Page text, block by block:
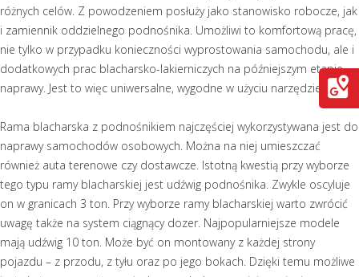
różnych celów. Z powodzeniem posłuży jako stanowisko robocze, jak
i zamiennik oddzielnego podnośnika. Umożliwi to komfortową pracę,
nie tylko w przypadku konieczności wyprostowania samochodu, ale i
dodatkowych prac blacharsko-lakierniczych na późniejszym etapie
naprawy. Jest to więc uniwersalne, wygodne w użyciu narzędzie.
Rama blacharska z podnośnikiem najczęściej wykorzystywana jest do
naprawy samochodów osobowych. Można na niej umieszczać
również auta terenowe czy dostawcze. Istotną kwestią przy wyborze
tego typu ramy blacharskiej jest udźwig podnośnika. Zwykle oscyluje
on w granicach 3 ton. Przy wyborze ramy blacharskiej warto zwrócić
uwagę także na system ciągnący dozer. Najpopularniejsze modele
mają udźwig 10 ton. Może być on montowany z każdej strony
pojazdu – z przodu, z tyłu oraz po jego bokach. Dzięki temu możliwe